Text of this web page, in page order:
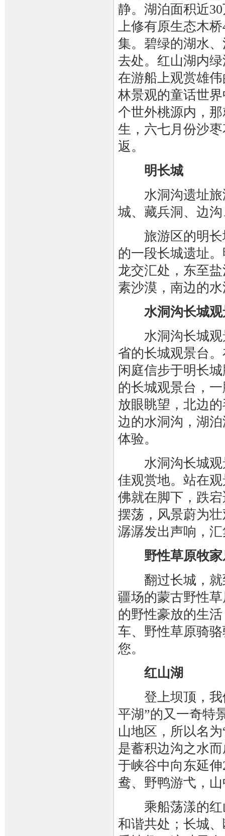
静。湖泊面积近
上修有原生态木
集。碧绿的湖水
去处。红山湖内
在游船上观赏雄
林景观的童话世
个世外桃源内，
生，六七月份沙
返。
明长城
水洞沟遗址旅
城、藏兵洞、边
旅游区的明长
的一段长城遗址
龙交汇处，东至
素沙漠，南边的
水洞沟长城
水洞沟长城观
省的长城观景台
闲庭信步于明长
的长城观景台，
放眼眺望，北边
边的水洞沟，湖
体验。
水洞沟长城观
佳观赏地。站在
佛就在脚下，跌
摆荡，风景蔚为
潺潺发出声响，
野性草原牧
翻过长城，就
疆场的蒙古野性
的野性豪放的生
车、野性草原骑
您。
红山湖
登上坝顶，我
平湖”的又一奇特
山地区，所以名
是蓄积边沟之水
于峡谷中向东延
鸯、野鸭游弋，
乘船荡漾的红
和谐共处；长城